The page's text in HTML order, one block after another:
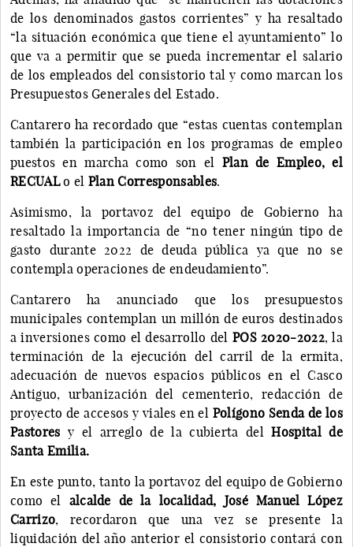
de los denominados gastos corrientes” y ha resaltado
“la situación económica que tiene el ayuntamiento” lo
que va a permitir que se pueda incrementar el salario
de los empleados del consistorio tal y como marcan los
Presupuestos Generales del Estado.
Cantarero ha recordado que “estas cuentas contemplan
también la participación en los programas de empleo
puestos en marcha como son el Plan de Empleo, el
RECUALo el Plan Corresponsables.
Asimismo, la portavoz del equipo de Gobierno ha
resaltado la importancia de “no tener ningún tipo de
gasto durante 2022 de deuda pública ya que no se
contempla operaciones de endeudamiento”.
Cantarero ha anunciado que los presupuestos
municipales contemplan un millón de euros destinados
a inversiones como el desarrollo del POS 2020-2022, la
terminación de la ejecución del carril de la ermita,
adecuación de nuevos espacios públicos en el Casco
Antiguo, urbanización del cementerio, redacción de
proyecto de accesos y viales en el Polígono Senda de los
Pastores y el arreglo de la cubierta delHospital de
Santa Emilia.
En este punto, tanto la portavoz del equipo de Gobierno
como el alcalde de la localidad, José Manuel López
Carrizo, recordaron que una vez se presente la
liquidación del año anterior el consistorio contará con